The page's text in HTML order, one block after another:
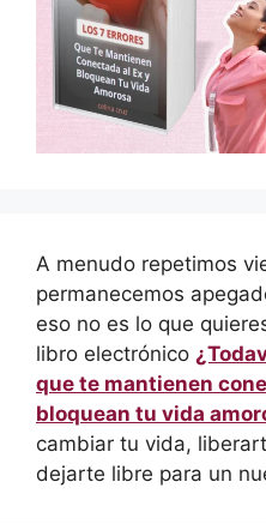
A menudo repetimos
permanecemos
eso no es lo que
libro electrónico
que te mantienen
bloquean tu vida
cambiar tu vida,
dejarte libre para un